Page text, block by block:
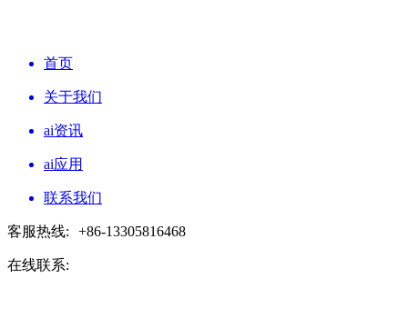
首页
关于我们
ai资讯
ai应用
联系我们
客服热线: +86-13305816468
在线联系: